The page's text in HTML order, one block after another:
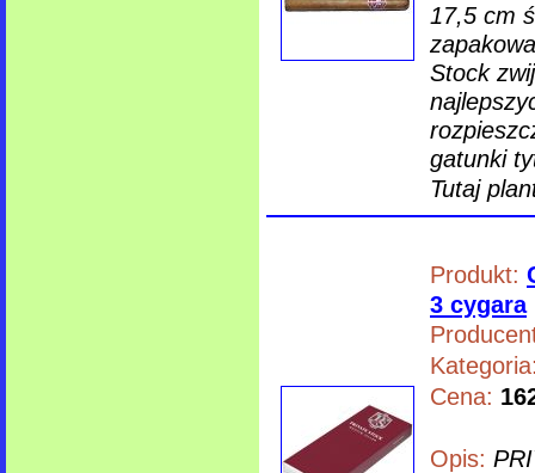
17,5 cm
Stock
gatunki
Tutaj
Produkt:
3 cygara
Cena:
Opis: